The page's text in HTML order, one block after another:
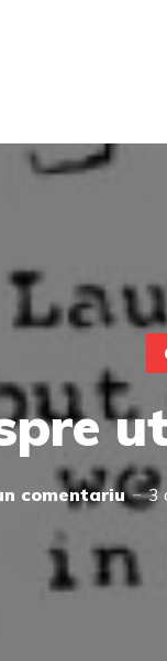
comentariu 3